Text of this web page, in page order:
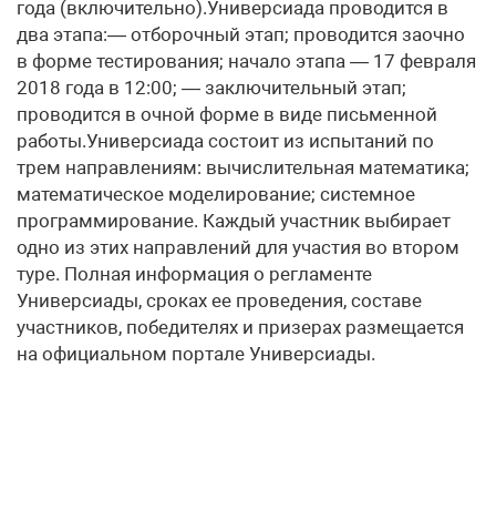
года (включительно).Универсиада проводится в
два этапа:— отборочный этап; проводится заочно
в форме тестирования; начало этапа — 17 февраля
2018 года в 12:00; — заключительный этап;
проводится в очной форме в виде письменной
работы.Универсиада состоит из испытаний по
трем направлениям: вычислительная математика;
математическое моделирование; системное
программирование. Каждый участник выбирает
одно из этих направлений для участия во втором
туре. Полная информация о регламенте
Универсиады, сроках ее проведения, составе
участников, победителях и призерах размещается
на официальном портале Универсиады.